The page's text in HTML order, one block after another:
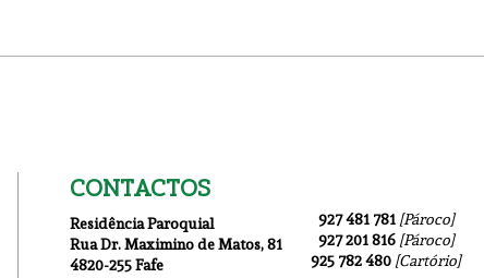
CONTACTOS
Residência Paroquial
Rua Dr. Maximino de Matos, 81
4820-255 Fafe
927 481 781 [Pároco]
927 201 816 [Pároco]
925 782 480 [Cartório]